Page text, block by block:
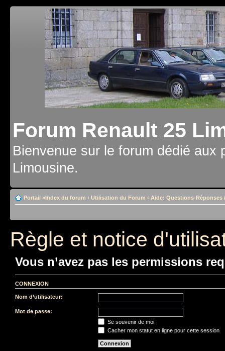
Forum Renault 25
Bienvenue sur le forum dédié aux
Limousine.
Portail »Index du forum ‹ Utilisation du Forum ‹ Aide: Questions-
Règle et notice
Vous n’avez pas les permissions
CONNEXION
Nom d’utilisateur:
Mot de passe:
Se souvenir de moi
Cacher mon statut en ligne pour cette session